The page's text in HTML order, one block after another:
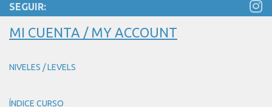
SEGUIR:
MI CUENTA / MY ACCOUNT
NIVELES / LEVELS
ÍNDICE CURSO